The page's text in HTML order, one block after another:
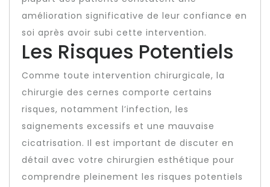
amélioration significative de leur confiance en
soi après avoir subi cette intervention.
Les Risques Potentiels
Comme toute intervention chirurgicale, la
chirurgie des cernes comporte certains
risques, notamment l’infection, les
saignements excessifs et une mauvaise
cicatrisation. Il est important de discuter en
détail avec votre chirurgien esthétique pour
comprendre pleinement les risques potentiels